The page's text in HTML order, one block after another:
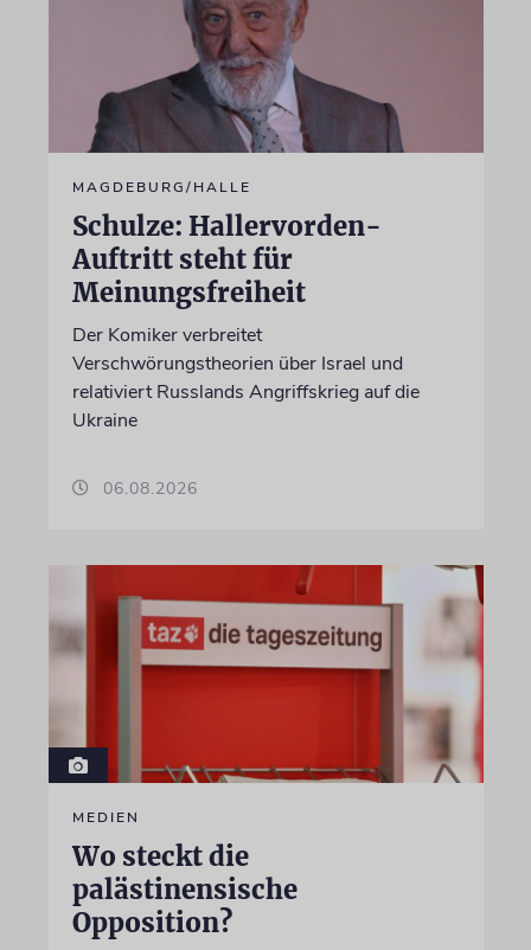
MAGDEBURG/HALLE
Schulze: Hallervorden-
Auftritt steht für
Meinungsfreiheit
Der Komiker verbreitet
Verschwörungstheorien über Israel und
relativiert Russlands Angriffskrieg auf die
Ukraine
06.08.2026
MEDIEN
Wo steckt die
palästinensische
Opposition?